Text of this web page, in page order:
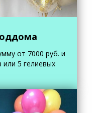
от 7000 руб. и
или 5 гелиевых